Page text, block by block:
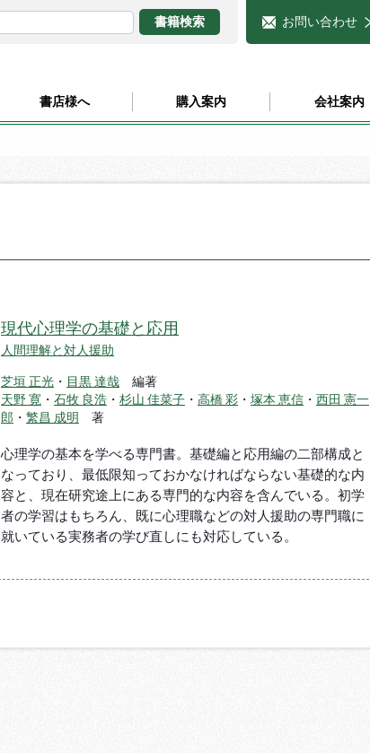
お問い合わせ
書店様へ 購入案内 会社案内
現代心理学の基礎と応用
人間理解と対人援助
芝垣 正光 ・ 目黒 達哉 編著
天野 寛 ・ 石牧 良浩 ・ 杉山 佳菜子 ・ 高橋 彩 ・ 塚本 恵信 ・ 西田 憲一
郎 ・ 繁昌 成明 著
心理学の基本を学べる専門書。基礎編と応用編の二部構成と
なっており、最低限知っておかなければならない基礎的な内
容と、現在研究途上にある専門的な内容を含んでいる。初学
者の学習はもちろん、既に心理職などの対人援助の専門職に
就いている実務者の学び直しにも対応している。